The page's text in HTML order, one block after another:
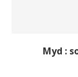
Myd :